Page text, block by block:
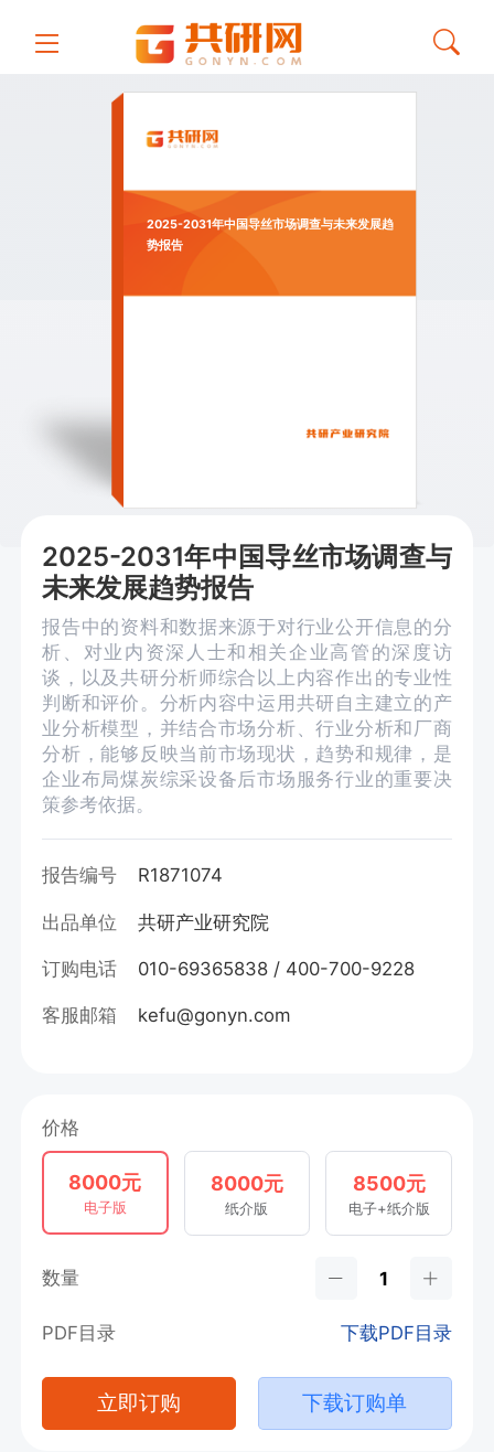
2025-2031年中国导丝市场调查与未来发展趋
势报告
2025-2031年中国导丝市场调查与
未来发展趋势报告
报告中的资料和数据来源于对行业公开信息的分
析、对业内资深人士和相关企业高管的深度访
谈，以及共研分析师综合以上内容作出的专业性
判断和评价。分析内容中运用共研自主建立的产
业分析模型，并结合市场分析、行业分析和厂商
分析，能够反映当前市场现状，趋势和规律，是
企业布局煤炭综采设备后市场服务行业的重要决
策参考依据。
报告编号 R1871074
出品单位 共研产业研究院
订购电话 010-69365838 / 400-700-9228
客服邮箱 kefu@gonyn.com
价格
8000元
电子版
8000元
纸介版
8500元
电子+纸介版
数量
PDF目录 下载PDF目录
立即订购 下载订购单